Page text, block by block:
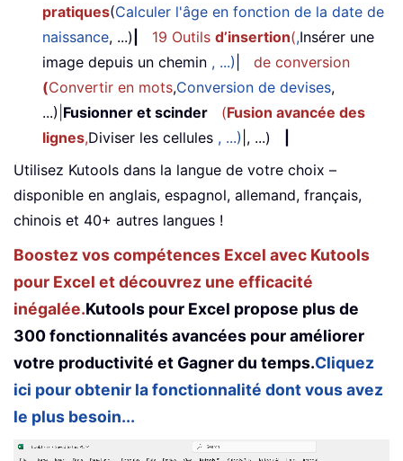
pratiques(Calculer l'âge en fonction de la date de
naissance, ...) 19 Outils d’insertion(,Insérer une
image depuis un chemin , ...)
de conversion
(Convertir en mots,Conversion de devises,
...) Fusionner et scinder (Fusion avancée des
lignes,Diviser les cellules , ...) |, ...)
Utilisez Kutools dans la langue de votre choix –
disponible en anglais, espagnol, allemand, français,
chinois et 40+ autres langues !
Boostez vos compétences Excel avec Kutools
pour Excel et découvrez une efficacité
inégalée.Kutools pour Excel propose plus de
300 fonctionnalités avancées pour améliorer
votre productivité et Gagner du temps.Cliquez
ici pour obtenir la fonctionnalité dont vous avez
le plus besoin...